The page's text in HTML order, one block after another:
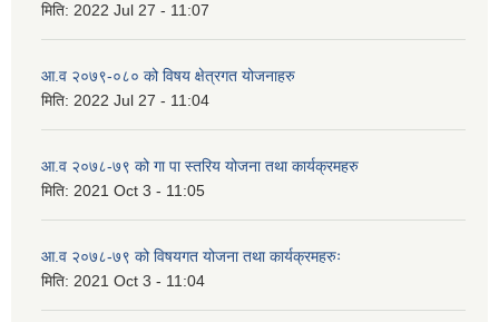
मिति: 2022 Jul 27 - 11:07
आ.व २०७९-०८० को विषय क्षेत्रगत योजनाहरु
मिति: 2022 Jul 27 - 11:04
आ.व २०७८-७९ को गा पा स्तरिय योजना तथा कार्यक्रमहरु
मिति: 2021 Oct 3 - 11:05
आ.व २०७८-७९ को विषयगत योजना तथा कार्यक्रमहरुः
मिति: 2021 Oct 3 - 11:04